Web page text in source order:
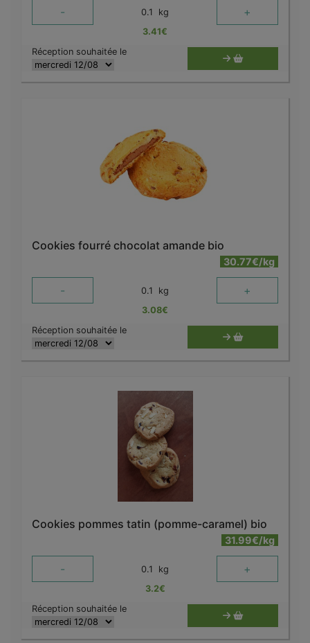
- 0.1 kg +
3.41€
Réception souhaitée le
Cookies fourré chocolat amande bio
30.77€/kg
- 0.1 kg +
3.08€
Réception souhaitée le
Cookies pommes tatin (pomme-caramel) bio
31.99€/kg
- 0.1 kg +
3.2€
Réception souhaitée le